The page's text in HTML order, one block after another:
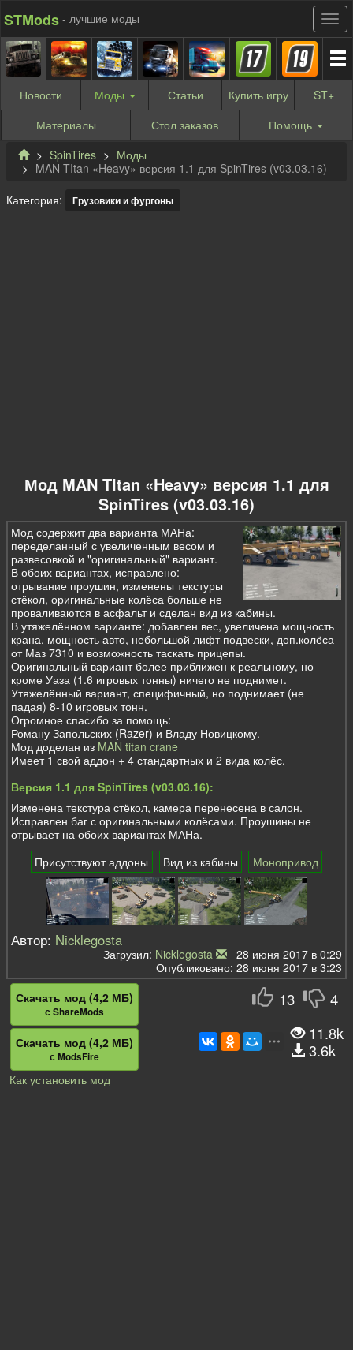
STMods - лучшие моды
Новости Моды Статьи Купить игру ST+
Материалы
Стол заказов
Помощь
SpinTires
Моды
MAN TItan «Heavy» версия 1.1 для SpinTires (v03.03.16)
Категория: Грузовики и фургоны
Мод MAN TItan «Heavy» версия 1.1 для
SpinTires (v03.03.16)
Мод содержит два варианта МАНа:
переделанный с увеличенным весом и
развесовкой и "оригинальный" вариант.
В обоих вариантах, исправлено:
отрывание проушин, изменены текстуры
стёкол, оригинальные колёса больше не
проваливаются в асфальт и сделан вид из кабины.
В утяжелённом варианте: добавлен вес, увеличена мощность
крана, мощность авто, небольшой лифт подвески, доп.колёса
от Маз 7310 и возможность таскать прицепы.
Оригинальный вариант более приближен к реальному, но
кроме Уаза (1.6 игровых тонны) ничего не поднимет.
Утяжелённый вариант, специфичный, но поднимает (не
падая) 8-10 игровых тонн.
Огромное спасибо за помощь:
Роману Запольских (Razer) и Владу Новицкому.
Мод доделан из MAN titan crane
Имеет 1 свой аддон + 4 стандартных и 2 вида колёс.
Версия 1.1 для SpinTires (v03.03.16):
Изменена текстура стёкол, камера перенесена в салон.
Исправлен баг с оригинальными колёсами. Проушины не
отрывает на обоих вариантах МАНа.
Присутствуют аддоны
Вид из кабины Монопривод
Автор: Nicklegosta
Загрузил: Nicklegosta
28 июня 2017 в 0:29
Опубликовано: 28 июня 2017 в 3:23
13 4
Скачать мод (4,2 МБ)
с ShareMods
Скачать мод (4,2 МБ)
с ModsFire
11.8k
3.6k
Как установить мод